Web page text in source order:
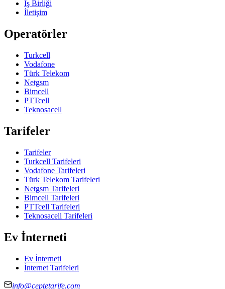
İş Birliği
İletişim
Operatörler
Turkcell
Vodafone
Türk Telekom
Netgsm
Bimcell
PTTcell
Teknosacell
Tarifeler
Tarifeler
Turkcell Tarifeleri
Vodafone Tarifeleri
Türk Telekom Tarifeleri
Netgsm Tarifeleri
Bimcell Tarifeleri
PTTcell Tarifeleri
Teknosacell Tarifeleri
Ev İnterneti
Ev İnterneti
İnternet Tarifeleri
info@ceptetarife.com